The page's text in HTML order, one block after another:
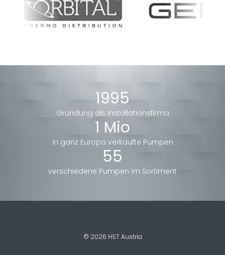
1995
Gründung als Installationsfirma
1 Mio
in ganz Europa verkaufte Pumpen
55
verschiedene Pumpen im Sortiment
© 2026 HST Austria